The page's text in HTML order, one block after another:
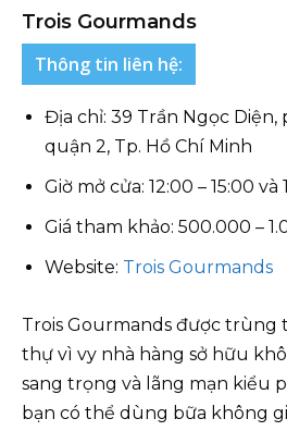
Trois Gourmands
Thông tin liên hệ:
Địa chỉ: 39 Trần Ngọc
quận 2, Tp. Hồ Chí Minh
Giờ mở cửa: 12:00 – 15:00 và
Giá tham khảo: 500.000 –
Website: Trois Gourmands
Trois Gourmands được trùng
thự vì vy nhà hàng sở hữu
sang trọng và lãng mạn kiểu
bạn có thể dùng bữa không